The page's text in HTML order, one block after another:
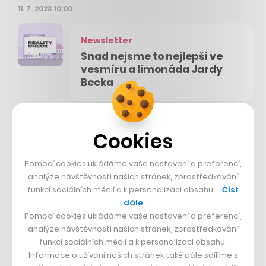
11. 7. 2023 10:00
Newsletter
Snad nejsme to nejlepší ve
vesmíru a limonáda Jardy
Becka
Odebírat Reality Check
11. 7. 2023 09:58 Rychlá zpráva
Cookies
Pomocí cookies ukládáme vaše nastavení a preferencí,
analýze návštěvnosti našich stránek, zprostředkování
funkcí sociálních médií a k personalizaci obsahu … Číst
dále
Pomocí cookies ukládáme vaše nastavení a preferencí,
analýze návštěvnosti našich stránek, zprostředkování
funkcí sociálních médií a k personalizaci obsahu.
Informace o užívání našich stránek také dále sdílíme s